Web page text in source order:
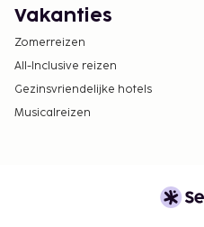
Vakanties
Zomerreizen
All-Inclusive reizen
Gezinsvriendelijke hotels
Musicalreizen